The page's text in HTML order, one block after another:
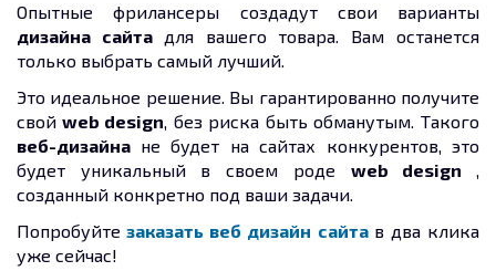
Опытные фрилансеры создадут свои варианты
дизайна сайта для вашего товара. Вам останется
только выбрать самый лучший.
Это идеальное решение. Вы гарантированно получите
свой web design, без риска быть обманутым. Такого
веб-дизайна не будет на сайтах конкурентов, это
будет уникальный в своем роде web design,
созданный конкретно под ваши задачи.
Попробуйте заказать веб дизайн сайта в два клика
уже сейчас!